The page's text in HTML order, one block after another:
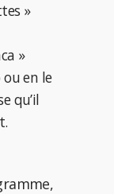
»
»
ou en le
qu’il